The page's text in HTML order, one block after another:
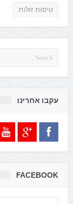
טיסות זולות
עקבו אחרינו
FACEBOOK